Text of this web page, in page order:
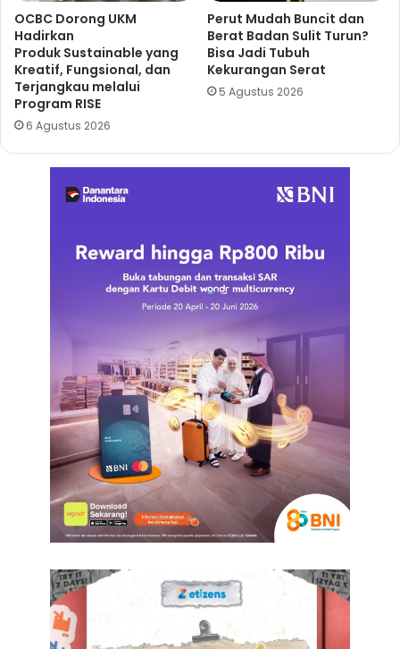
OCBC Dorong UKM
Hadirkan
Produk Sustainable yang
Kreatif, Fungsional, dan
Terjangkau melalui
Program RISE
6 Agustus 2026
Perut Mudah Buncit dan
Berat Badan Sulit Turun?
Bisa Jadi Tubuh
Kekurangan Serat
5 Agustus 2026